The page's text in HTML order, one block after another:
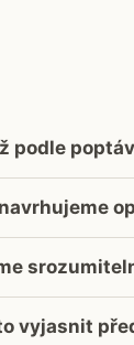
podle
vyjasnit